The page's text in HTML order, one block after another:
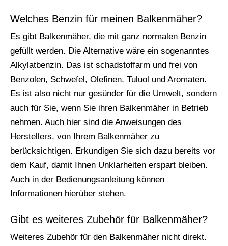
Welches Benzin für meinen Balkenmäher?
Es gibt Balkenmäher, die mit ganz normalen Benzin
gefüllt werden. Die Alternative wäre ein sogenanntes
Alkylatbenzin. Das ist schadstoffarm und frei von
Benzolen, Schwefel, Olefinen, Tuluol und Aromaten.
Es ist also nicht nur gesünder für die Umwelt, sondern
auch für Sie, wenn Sie ihren Balkenmäher in Betrieb
nehmen. Auch hier sind die Anweisungen des
Herstellers, von Ihrem Balkenmäher zu
berücksichtigen. Erkundigen Sie sich dazu bereits vor
dem Kauf, damit Ihnen Unklarheiten erspart bleiben.
Auch in der Bedienungsanleitung können
Informationen hierüber stehen.
Gibt es weiteres Zubehör für Balkenmäher?
Weiteres Zubehör für den Balkenmäher nicht direkt.